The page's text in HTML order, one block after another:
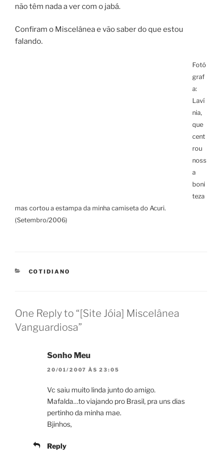
não têm nada a ver com o jabá.
Confiram o Miscelânea e vão saber do que estou
falando.
Fotó
graf
a:
Laví
nia,
que
cent
rou
noss
a
boni
teza
mas cortou a estampa da minha camiseta do Acuri.
(Setembro/2006)
CATEGORIES
COTIDIANO
One Reply to “[Site Jóia] Miscelânea
Vanguardiosa”
Sonho Meu
20/01/2007 ÀS 23:05
Vc saiu muito linda junto do amigo.
Mafalda…to viajando pro Brasil, pra uns dias
pertinho da minha mae.
Bjinhos,
Reply